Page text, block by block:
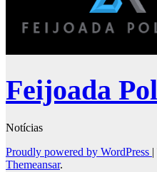
Feijoada
Notícias
Proudly powered by WordPress |
Themeansar.